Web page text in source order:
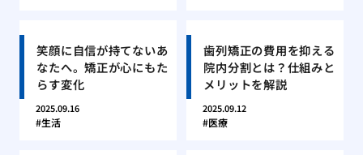
笑顔に自信が持てないあ
なたへ。矯正が心にもた
らす変化
2025.09.16
生活
歯列矯正の費用を抑える
院内分割とは？仕組みと
メリットを解説
2025.09.12
医療